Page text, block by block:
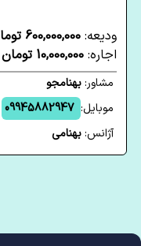
ودیعه: 600,000,000 تومان
اجاره: 10,000,000 تومان
مشاور:بهنامجو
موبایل: 09945882947
آژانس:بهنامی